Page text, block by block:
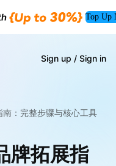
Top Up
Sign up / Sign in
：完整步骤与核心工具
牌拓展指